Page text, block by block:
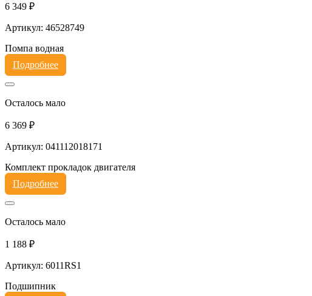
6 349 ₽
Артикул: 46528749
Помпа водная
Подробнее
Осталось мало
6 369 ₽
Артикул: 041112018171
Комплект прокладок двигателя
Подробнее
Осталось мало
1 188 ₽
Артикул: 6011RS1
Подшипник